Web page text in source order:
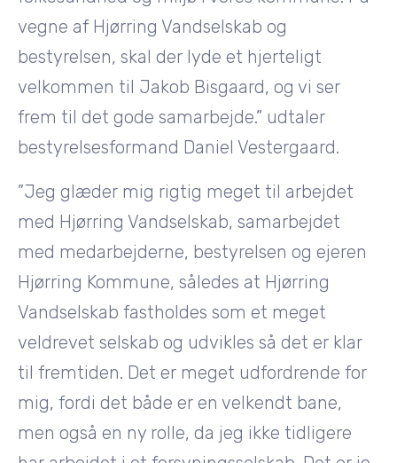
vegne af Hjørring Vandselskab og
bestyrelsen, skal der lyde et hjerteligt
velkommen til Jakob Bisgaard, og vi ser
frem til det gode samarbejde.” udtaler
bestyrelsesformand Daniel Vestergaard.
”Jeg glæder mig rigtig meget til arbejdet
med Hjørring Vandselskab, samarbejdet
med medarbejderne, bestyrelsen og ejeren
Hjørring Kommune, således at Hjørring
Vandselskab fastholdes som et meget
veldrevet selskab og udvikles så det er klar
til fremtiden. Det er meget udfordrende for
mig, fordi det både er en velkendt bane,
men også en ny rolle, da jeg ikke tidligere